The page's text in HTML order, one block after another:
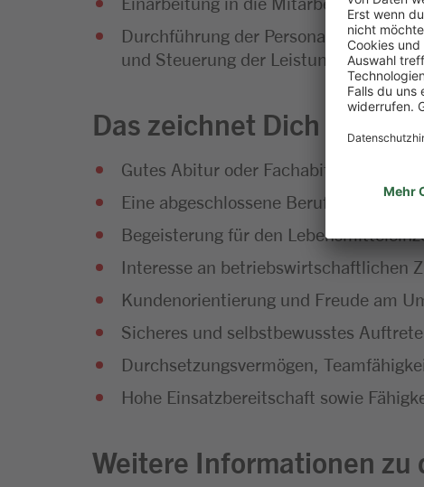
Durchführung der Personalplanung
und Steuerung der Leistungsfähigkeit
Das zeichnet Dich aus
Gutes Abitur oder Fachabitur
Eine abgeschlossene
Begeisterung für den
Interesse an betriebswirtschaftlichen
Kundenorientierung und Freude am
Sicheres und selbstbewusstes
Durchsetzungsvermögen,
Hohe Einsatzbereitschaft sowie
Weitere Informationen zu